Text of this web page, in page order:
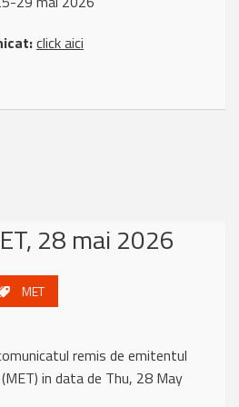
click aici
28 mai 2026
MET
remis de emitentul
in data de Thu, 28 May